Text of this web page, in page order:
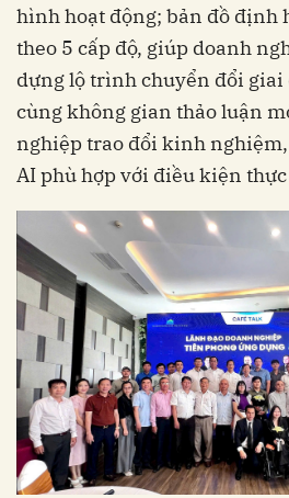
hình hoạt động; bản đồ định
theo 5 cấp độ, giúp doanh
dựng lộ trình chuyển đổi giai
cùng không gian thảo luận
nghiệp trao đổi kinh
AI phù hợp với điều kiện